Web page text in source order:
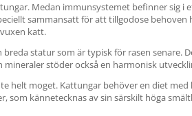
Medan immunsystemet befinner sig
sammansatt för att tillgodose
katt.
statur som är typisk för rasen senare.
stöder också en harmonisk
helt moget. Kattungar behöver en diet
som kännetecknas av sin särskilt höga